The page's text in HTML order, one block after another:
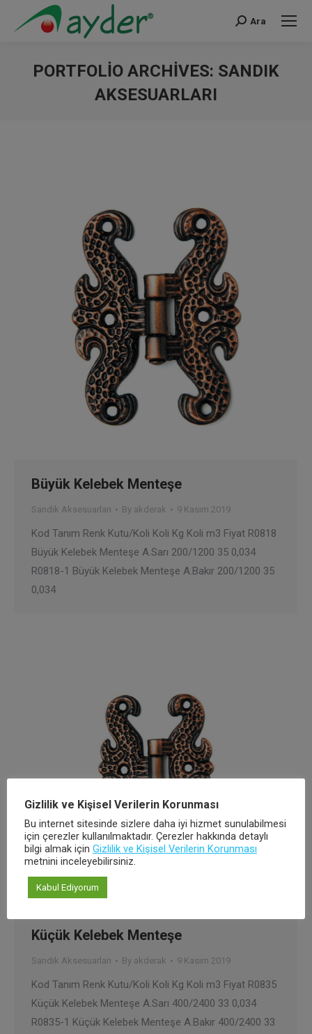
Search:
Ara
PORTFOLIO ARCHIVES: SANDIK
AKSESUARLARI
Büyük Kelebek Menteşe
Sandık Aksesuarları By akderak 9 Kasım 2019
Kod Tanım Renk Kutu/Koli Koli Kg Koli m3 Fiyat R0818
Büyük Kelebek Menteşe A.Sarı 200/1200 35 0,034
R0818-1 Büyük Kelebek Menteşe A.Bakır 200/1200 35
0,034
Küçük Kelebek Menteşe
Sandık Aksesuarları By akderak 9 Kasım 2019
Kod Tanım Renk Kutu/Koli Koli Kg Koli m3 Fiyat R0835
Küçük Kelebek Menteşe A.Sarı 400/2400 33 0,034
R0835-1 Küçük Kelebek Menteşe A.Bakır 400/2400 33
Gizlilik ve Kişisel Verilerin Korunması
Bu internet sitesinde sizlere daha iyi hizmet sunulabilmesi
için çerezler kullanılmaktadır. Çerezler hakkında detaylı
bilgi almak için Gizlilik ve Kişisel Verilerin Korunması
metnini inceleyebilirsiniz.
Kabul Ediyorum